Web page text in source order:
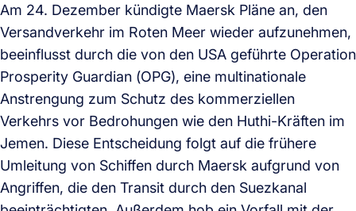
Am 24. Dezember kündigte Maersk Pläne an, den
Versandverkehr im Roten Meer wieder aufzunehmen,
beeinflusst durch die von den USA geführte Operation
Prosperity Guardian (OPG), eine multinationale
Anstrengung zum Schutz des kommerziellen
Verkehrs vor Bedrohungen wie den Huthi-Kräften im
Jemen. Diese Entscheidung folgt auf die frühere
Umleitung von Schiffen durch Maersk aufgrund von
Angriffen, die den Transit durch den Suezkanal